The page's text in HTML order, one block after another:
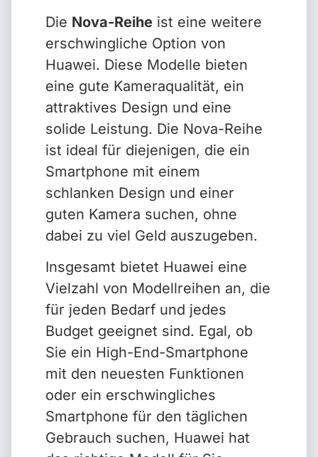
Die Nova-Reihe ist eine weitere
erschwingliche Option von
Huawei. Diese Modelle bieten
eine gute Kameraqualität, ein
attraktives Design und eine
solide Leistung. Die Nova-Reihe
ist ideal für diejenigen, die ein
Smartphone mit einem
schlanken Design und einer
guten Kamera suchen, ohne
dabei zu viel Geld auszugeben.
Insgesamt bietet Huawei eine
Vielzahl von Modellreihen an, die
für jeden Bedarf und jedes
Budget geeignet sind. Egal, ob
Sie ein High-End-Smartphone
mit den neuesten Funktionen
oder ein erschwingliches
Smartphone für den täglichen
Gebrauch suchen, Huawei hat